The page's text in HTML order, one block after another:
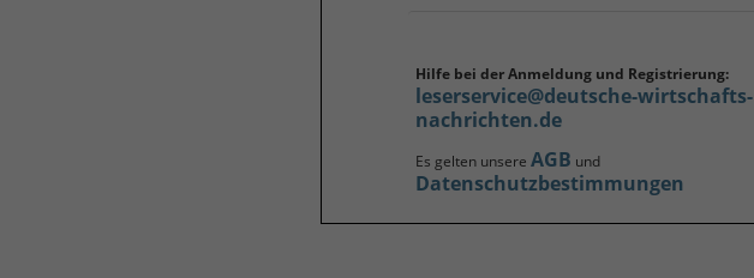
Hilfe bei der Anmeldung und Registrierung:
leserservice@deutsche-wirtschafts-
nachrichten.de
Es gelten unsere AGB und
Datenschutzbestimmungen